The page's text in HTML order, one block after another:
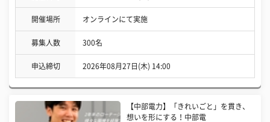
開催場所 オンラインにて実施
募集人数 300名
申込締切 2026年08月27日(木) 14:00
【中部電力】「きれいごと」を貫き、
想いを形にする！中部電